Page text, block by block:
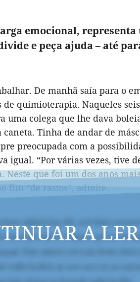
emocional,
e peça ajuda – até
De manhã saía para o
de quimioterapia. Naqueles
uma colega que lhe dava
Tinha de andar de
preocupada com a
igual. “Por várias vezes, tive
Neste que foi um dos anos
fim “de rastos”, admite.
A LER